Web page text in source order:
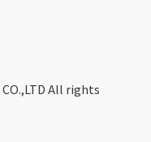
All rights